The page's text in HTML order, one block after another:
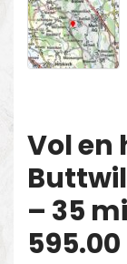
Vol en
– 35
595.00